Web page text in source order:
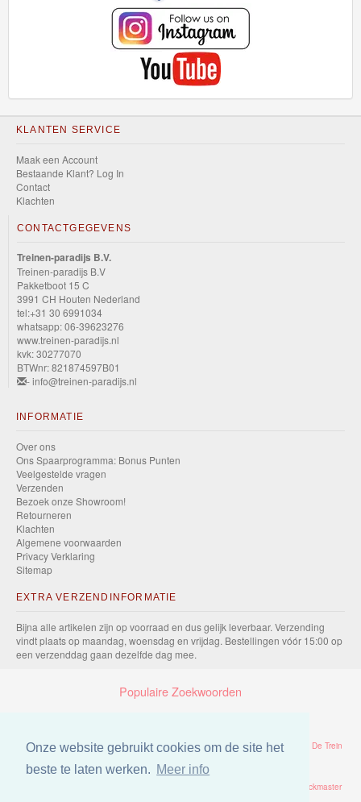
Onze website gebruikt cookies om de site het
beste te laten werken. Meer info
KLANTEN SERVICE
Maak een Account
Bestaande Klant? Log In
Contact
Klachten
CONTACTGEGEVENS
Treinen-paradijs B.V.
Treinen-paradijs B.V
Pakketboot 15 C
3991 CH Houten Nederland
tel:+31 30 6991034
whatsapp: 06-39623276
www.treinen-paradijs.nl
kvk: 30277070
BTWnr: 821874597B01
- info@treinen-paradijs.nl
INFORMATIE
Over ons
Ons Spaarprogramma: Bonus Punten
Veelgestelde vragen
Verzenden
Bezoek onze Showroom!
Retourneren
Klachten
Algemene voorwaarden
Privacy Verklaring
Sitemap
EXTRA VERZENDINFORMATIE
Bijna alle artikelen zijn op voorraad en dus gelijk leverbaar. Verzending
vindt plaats op maandag, woensdag en vrijdag. Bestellingen vóór 15:00 op
een verzenddag gaan dezelfde dag mee.
Populaire Zoekwoorden
Dvd Thomas Eichhorn Tomy Take Along Puzzel Trein Thomas De Trein
Trackmaster